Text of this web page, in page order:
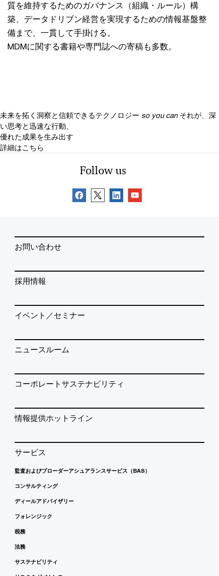
質を維持するためのガバナンス（組織・ルール）構
築、データドリブン経営を実現するための情報基盤整
備まで、一貫して手掛ける。
MDMに関する書籍や専門誌への寄稿も多数。
未来を拓く洞察と信頼できるテクノロジー so you can それが、深
い思考と迅速な行動、
優れた成果を生み出す
詳細はこちら
Follow us
お問い合わせ
採用情報
イベント／セミナー
ニュースルーム
コーポレートサステナビリティ
情報提供ホットライン
サービス
監査およびブローダーアシュアランスサービス（BAS）
コンサルティング
ディールアドバイザリー
フォレンジック
税務
法務
サステナビリティ